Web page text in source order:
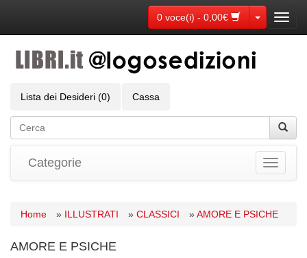
0 voce(i) - 0,00€ Toggle
Lista dei Desideri (0) Cassa
Toggle
Categorie
Home » ILLUSTRATI » CLASSICI »AMORE E PSICHE
AMORE E PSICHE